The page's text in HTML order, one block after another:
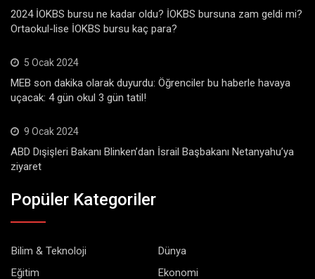
2024 İOKBS bursu ne kadar oldu? İOKBS bursuna zam geldi mi?
Ortaokul-lise İOKBS bursu kaç para?
5 Ocak 2024
MEB son dakika olarak duyurdu: Öğrenciler bu haberle havaya
uçacak: 4 gün okul 3 gün tatil!
9 Ocak 2024
ABD Dışişleri Bakanı Blinken’dan İsrail Başbakanı Netanyahu’ya
ziyaret
Popüler Kategoriler
Bilim & Teknoloji
Dünya
Eğitim
Ekonomi